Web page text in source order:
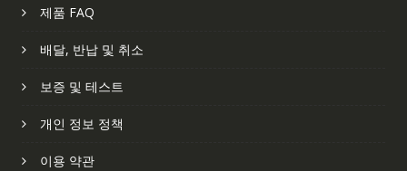
제품 FAQ
배달, 반납 및 취소
보증 및 테스트
개인 정보 정책
이용 약관